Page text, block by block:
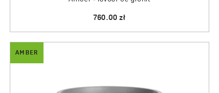
760.00 zł
AMBER